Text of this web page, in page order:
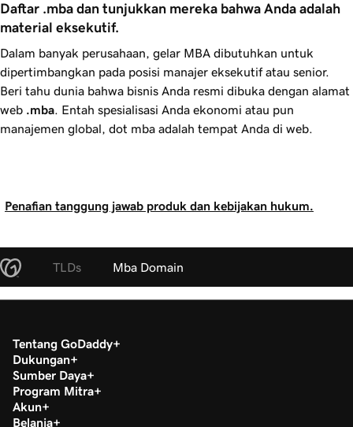
Daftar .mba dan tunjukkan mereka bahwa Anda adalah
material eksekutif.
Dalam banyak perusahaan, gelar MBA dibutuhkan untuk
dipertimbangkan pada posisi manajer eksekutif atau senior.
Beri tahu dunia bahwa bisnis Anda resmi dibuka dengan alamat
web .mba . Entah spesialisasi Anda ekonomi atau pun
manajemen global, dot mba adalah tempat Anda di web.
Penafian tanggung jawab produk dan kebijakan hukum.
TLDs Mba Domain
Tentang GoDaddy
Dukungan
Sumber Daya
Program Mitra
Akun
Belanja